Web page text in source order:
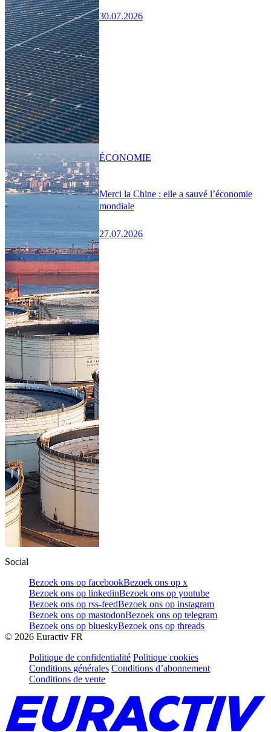
30.07.2026
Merci la Chine : elle a sauvé l’économie
mondiale
27.07.2026
ÉCONOMIE
Social
Bezoek ons op facebookBezoek ons op x
Bezoek ons op linkedinBezoek ons op youtube
Bezoek ons op rss-feedBezoek ons op instagram
Bezoek ons op mastodonBezoek ons op telegram
Bezoek ons op blueskyBezoek ons op threads
© 2026 Euractiv FR
Politique de confidentialité Politique cookies
Conditions générales Conditions d’abonnement
Conditions de vente